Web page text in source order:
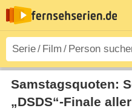
Samstagsquoten:
„DSDS“-Finale